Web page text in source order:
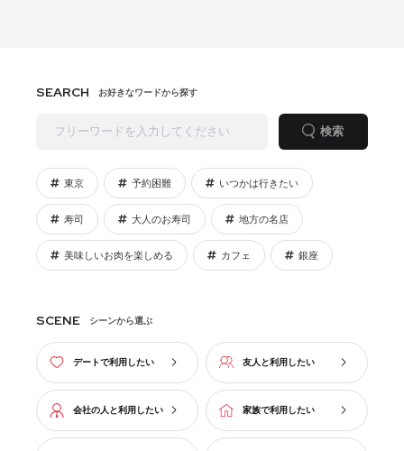
SEARCH お好きなワードから探す
検索
東京 予約困難 いつかは行きたい
寿司 大人のお寿司 地方の名店
美味しいお肉を楽しめる カフェ 銀座
SCENE シーンから選ぶ
デートで利用したい 友人と利用したい
会社の人と利用したい 家族で利用したい